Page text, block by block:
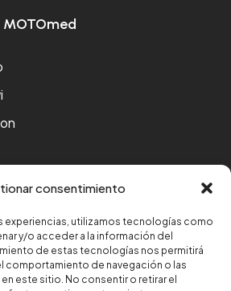
consentimiento
experiencias, utilizamos tecnologías como
y/o acceder a la información del
de estas tecnologías nos permitirá
comportamiento de navegación o las
este sitio. No consentir o retirar el
Europea-Next Generation EU